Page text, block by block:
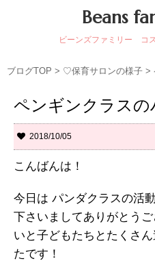
Beans
ビーンズファミリー コ
ブログTOP > ♡保育サロンの様子 >
ペンギンクラスの
2018/10/05
こんばんは！
今日は パンダクラスの活
下さいましてありがとう
いと子どもたちとたくさ
たです！